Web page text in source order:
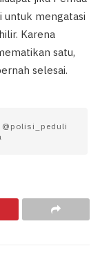
untuk mengatasi
Karena
satu,
selesai.